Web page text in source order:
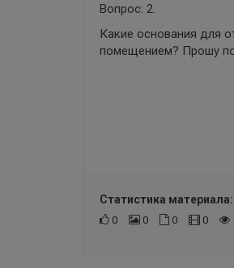
Вопрос: 2.
Какие основания для
помещением? Прошу
Статистика материала:
0
0 0 0